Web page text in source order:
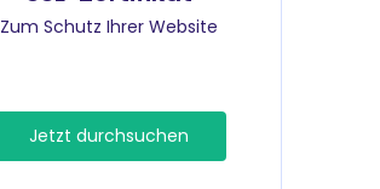
Zum Schutz Ihrer Website
Jetzt durchsuchen